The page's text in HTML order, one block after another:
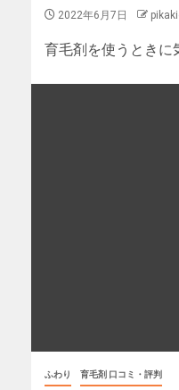
2022年6月7日
育毛剤を使うときに
ふわり 育毛剤 口コミ・評判